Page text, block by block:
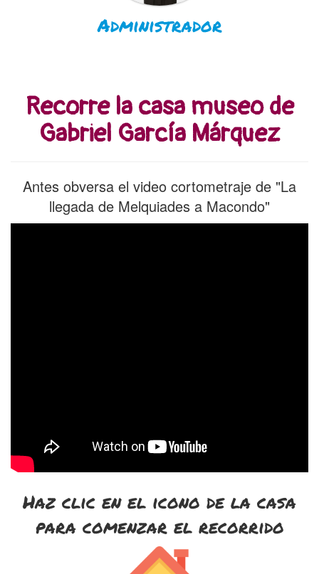
Administrador
Recorre la casa museo de
Gabriel García Márquez
Antes obversa el video cortometraje de "La
llegada de Melquiades a Macondo"
Haz clic en el icono de la casa
para comenzar el recorrido